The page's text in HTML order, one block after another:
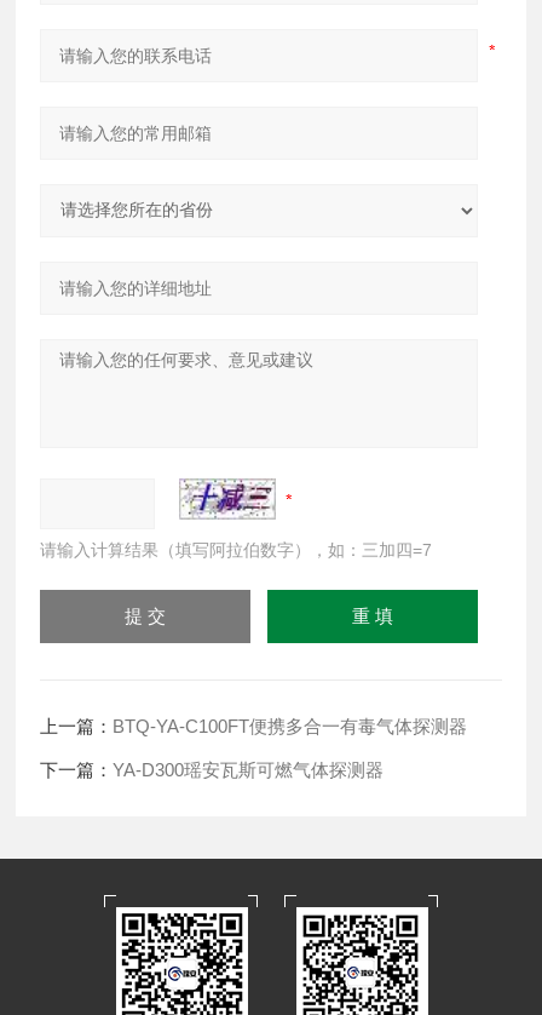
请输入计算结果（填写阿拉伯数字），如：三加四=7
上一篇： BTQ-YA-C100FT便携多合一有毒气体探测器
下一篇：YA-D300瑶安瓦斯可燃气体探测器